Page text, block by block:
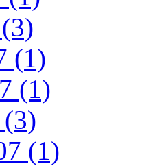
(1)
(1)
(1)